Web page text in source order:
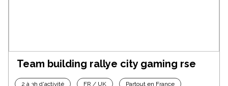
Team building rallye city gaming rse
2 à 3h d'activité FR / UK Partout en France